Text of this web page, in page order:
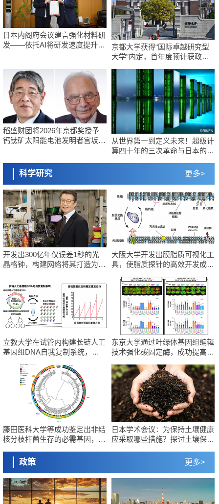
迥异之谜
科学研究
神户大学确认口服癌症疫苗B440单药给药的安全性，在转移性尿路上皮
癌患者中开展临床试验
政策
日本发布《令和8年版科学技术与创新白皮书》，解读第七期基本计划首
东京大学发现可诱导细胞死亡的新型信使物质
科学研究
东京都健康长寿医疗中心跨器官揭示衰老过程中的糖链变化
科学研究
产总研无需石油利用松脂制备石墨前驱体，可作为电池电极材料
科学研究
东京大学和海上保安厅等发现南海海槽沿线板块边界锁定状态存在区域
差异
政策
日本第2次医疗研究开发调整费，根据一线实际情况和需求分配99.3亿日
元
科学研究
千叶大学鉴定出导致难治性疾病“肺高血压症”恶化的蛋白质“MYL9/12”，
会引发血管结构恶化
科学研究
京都大学高效生成光的构成单元“光子”，可应用于量子计算机
科学研究
开发出300亿年仅误差1秒的光晶格钟，构建网络将其打造为下一代社会
基础设施
日本成立“以人为本AI联盟”——力争借助AI拓展社会公众创造力，依托产
学合作推进研发
科学研究
大阪大学开发出膜脂质可视化工具，使脂质探针的高效开发成为可能
立教大学在试管内构建长链人工基因组DNA自我复制系统，有望实现携
带大量基因的人工细胞
政策
日本科研费增设国际共同研究强化新类别，促进青年研究人员赴海外开
展研究
科学研究
京都大学高效生成光的构成单元“光子”，可应用于量子计算机
开发出300亿年仅误差1秒的光晶格钟，构建网络将其打造为下一代社会
基础设施
经济・社会
学合作推进研发
科学研究
大阪大学开发出膜脂质可视化工具，使脂质探针的高效开发成为可能
科学研究
立教大学在试管内构建长链人工基因组DNA自我复制系统，有望实现携
科学研究
近畿大学等发现植物染料“日本茜”的红色成分可抑制老化与炎症，有望成
为新型功能性材料
科学研究
群马大学开发针对难治性癫痫的新型基因疗法，利用超小型GAD67启动
九州大学揭示夜间眼压升高机制：两种激素波动叠加所致
科学研究
东京都产技研采用新手法开发出可稳定工作至300℃的介电材料，已验证
电容器可在汽车发动机等高温环境下工作
经济・社会
日本生成式AI使用者占比一年内翻倍，但与中美德仍有较大差距
政策
日本修订首都直下型地震紧急对策：目标为死亡人数至少减半，重点强
科学研究
福井大学发现细胞记忆过往并抑制反应的机制，阐明即便DNA相同反应
迥异之谜
科学研究
神户大学确认口服癌症疫苗B440单药给药的安全性，在转移性尿路上皮
癌患者中开展临床试验
政策
日本发布《令和8年版科学技术与创新白皮书》，解读第七期基本计划首
年度政策方向
科学研究
东京大学发现可诱导细胞死亡的新型信使物质
东京都健康长寿医疗中心跨器官揭示衰老过程中的糖链变化
科学研究
产总研无需石油利用松脂制备石墨前驱体，可作为电池电极材料
科学研究
东京大学和海上保安厅等发现南海海槽沿线板块边界锁定状态存在区域
差异
政策
日本第2次医疗研究开发调整费，根据一线实际情况和需求分配99.3亿日
科学研究
千叶大学鉴定出导致难治性疾病“肺高血压症”恶化的蛋白质“MYL9/12”，
会引发血管结构恶化
科学研究
京都大学高效生成光的构成单元“光子”，可应用于量子计算机
科学研究
开发出300亿年仅误差1秒的光晶格钟，构建网络将其打造为下一代社会
基础设施
经济・社会
日本成立“以人为本AI联盟”——力争借助AI拓展社会公众创造力，依托产
学合作推进研发
科学研究
大阪大学开发出膜脂质可视化工具，使脂质探针的高效开发成为可能
日本内阁府会议建言强化材料研
发——依托AI将研发速度提升10
京都大学获得“国际卓越研究型
大学”内定，首年度预计获政府
稻盛财团将2026年京都奖授予
钙钛矿太阳能电池发明者宫坂力
从世界第一到定义未来！超级计
算四十年的三次革命与日本的第
科学研究 更多>
开发出300亿年仅误差1秒的光
晶格钟，构建网络将其打造为下
大阪大学开发出膜脂质可视化工
具，使脂质探针的高效开发成为
立教大学在试管内构建长链人工
基因组DNA自我复制系统，有
东京大学通过叶绿体基因组编辑
技术强化碳固定酶，成功提高光
藤田医科大学等成功鉴定出非结
核分枝杆菌生存的必需基因，首
日本学术会议：为保持土壤健康
应采取哪些措施？探讨土壤保护
政策 更多>